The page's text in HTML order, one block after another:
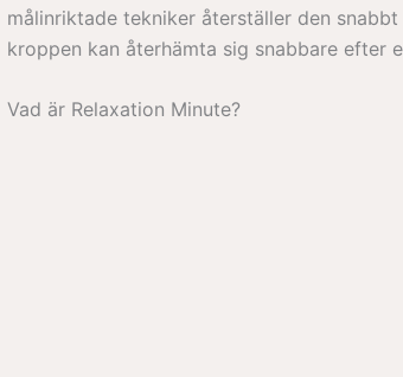
målinriktade tekniker återställer den
kroppen kan återhämta sig snabbare efter
Vad är Relaxation Minute?